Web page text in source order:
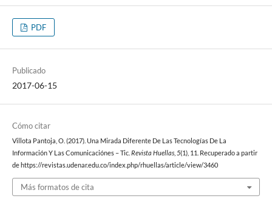
PDF
Publicado
2017-06-15
Cómo citar
Villota Pantoja, O. (2017). Una Mirada Diferente De Las Tecnologías De La
Información Y Las Comunicaciónes – Tic. Revista Huellas, 5(1), 11. Recuperado a partir
de https://revistas.udenar.edu.co/index.php/rhuellas/article/view/3460
Más formatos de cita